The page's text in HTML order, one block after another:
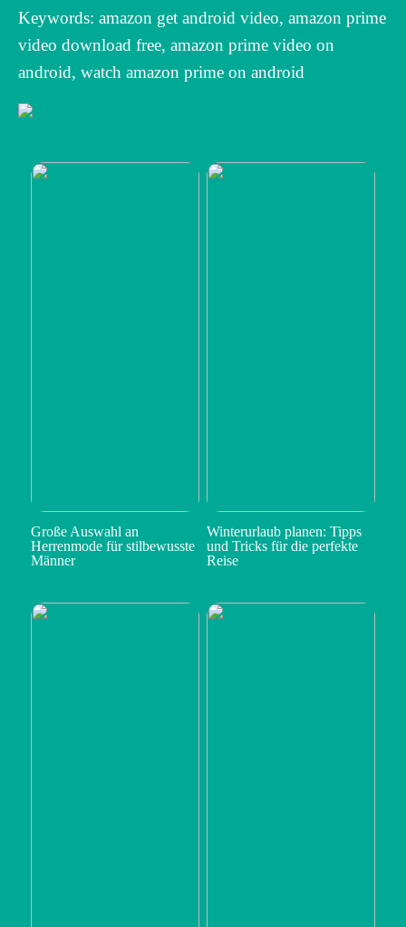
Keywords: amazon get android video, amazon prime
video download free, amazon prime video on
android, watch amazon prime on android
Große Auswahl an
Herrenmode für stilbewusste
Männer
Winterurlaub planen: Tipps
und Tricks für die perfekte
Reise